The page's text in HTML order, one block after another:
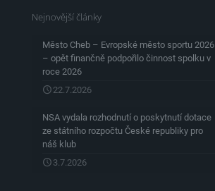
Nejnovější články
Město Cheb – Evropské město sportu 2026
– opět finančně podpořilo činnost spolku v
roce 2026
22.7.2026
NSA vydala rozhodnutí o poskytnutí dotace
ze státního rozpočtu České republiky pro
náš klub
3.7.2026